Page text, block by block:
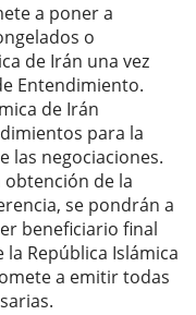
a poner a
o
de Irán una vez
Entendimiento.
de Irán
para la
las negociaciones.
obtención de la
se pondrán a
beneficiario final
República Islámica
a emitir todas